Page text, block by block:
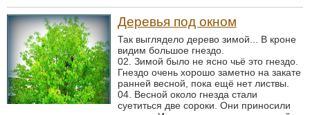
Деревья под окном
Так выглядело дерево зимой... В кроне
видим большое гнездо.
02. Зимой было не ясно чьё это гнездо.
Гнездо очень хорошо заметно на закате
ранней весной, пока ещё нет листвы.
04. Весной около гнезда стали
суетиться две сороки. Они приносили